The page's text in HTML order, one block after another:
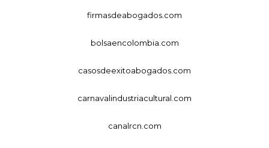
firmasdeabogados.com
bolsaencolombia.com
casosdeexitoabogados.com
carnavalindustriacultural.com
canalrcn.com